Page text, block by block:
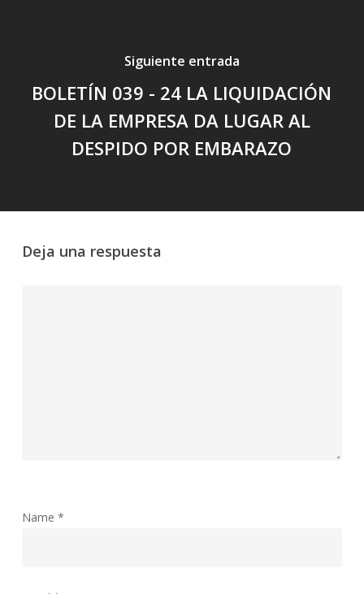
Siguiente entrada
BOLETÍN 039 - 24 LA LIQUIDACIÓN
DE LA EMPRESA DA LUGAR AL
DESPIDO POR EMBARAZO
Deja una respuesta
Name *